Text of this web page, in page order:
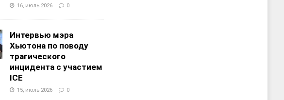
16, июль 2026 0
Интервью мэра
Хьютона по поводу
трагического
инцидента с участием
ICE
15, июль 2026 0